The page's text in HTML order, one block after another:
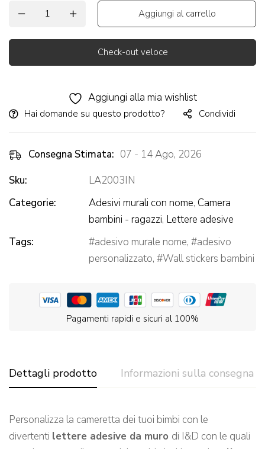
Aggiungi al carrello
Check-out veloce
Aggiungi alla mia wishlist
Hai domande su questo prodotto? Condividi
Consegna Stimata: 07 - 14 Ago, 2026
Sku:
LA2003IN
Categorie:
Adesivi murali con nome, Camera
bambini - ragazzi, Lettere adesive
Tags:
adesivo murale nome,
adesivo
personalizzato, Wall stickers bambini
Pagamenti rapidi e sicuri al 100%
Dettagli prodotto Informazioni sulla consegna
Personalizza la cameretta dei tuoi bimbi con le
divertenti lettere adesive da muro di I&D con le quali